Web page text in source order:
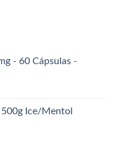
- 60 Cápsulas -
500g Ice/Mentol